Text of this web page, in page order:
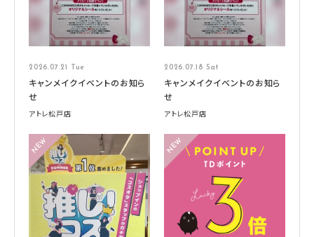
2026.07.21 Tue
キャンメイクイベントのお知ら
せ
アトレ松戸店
2026.07.18 Sat
キャンメイクイベントのお知ら
せ
アトレ松戸店